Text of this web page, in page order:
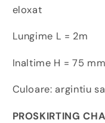
eloxat
Lungime L = 2m
Inaltime H = 75 mm
Culoare: argintiu
PROSKIRTING